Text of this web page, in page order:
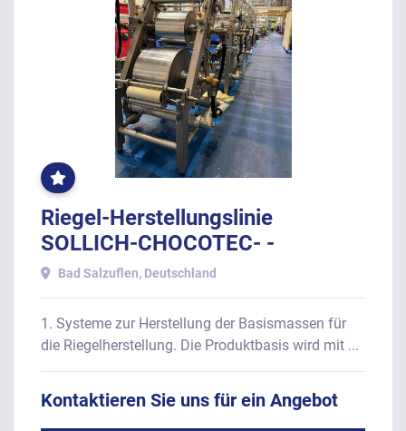
EXKLUSIVE
RIEGEL
CONBAR
LINIE
Riegel-Herstellungslinie
SOLLICH-CHOCOTEC- -
STEPHAN, für PROTEINRIEGEL,
bestehend aus
Bad Salzuflen, Deutschland
1. Systeme zur Herstellung der Basismassen für
die Riegelherstellung. Die Produktbasis wird mit ...
Kontaktieren Sie uns für ein Angebot